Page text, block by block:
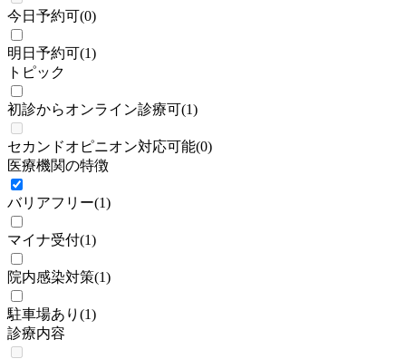
今日予約可(0)
明日予約可(1)
トピック
初診からオンライン診療可(1)
セカンドオピニオン対応可能(0)
医療機関の特徴
バリアフリー(1)
マイナ受付(1)
院内感染対策(1)
駐車場あり (1)
診療内容